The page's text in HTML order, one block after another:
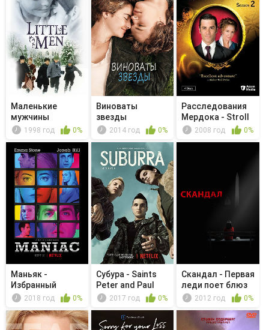
Маленькие
мужчины
1998 год 0%
Виноваты
звезды
2014 год 0%
Расследования
Мердока - Stroll
on the...
2008 год 0%
Маньяк -
Избранный
2018 год 0%
Субура - Saints
Peter and Paul
2017 год 0%
Скандал - Первая
леди поет блюз
2012 год 0%